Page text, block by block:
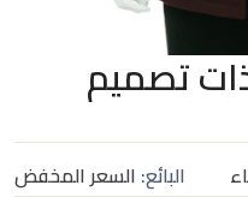
تصميم
البائع: السعر المخفض